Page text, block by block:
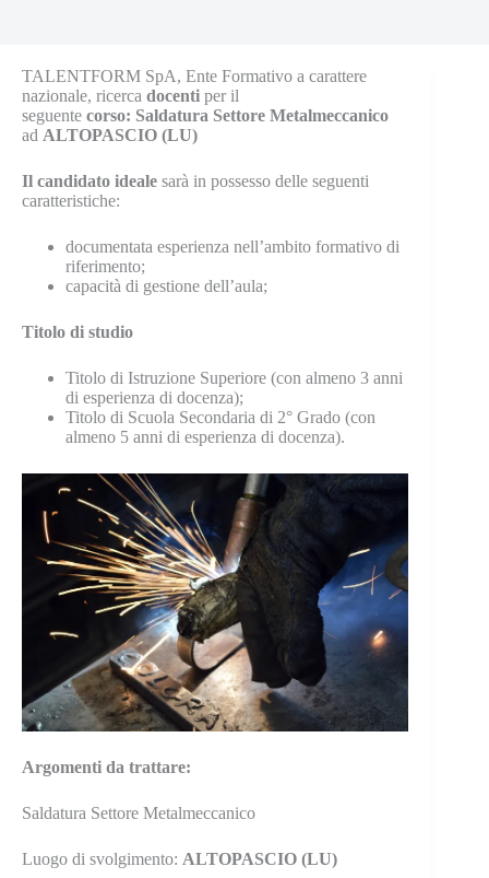
TALENTFORM SpA, Ente Formativo a carattere
nazionale, ricerca docenti per il
seguente corso: Saldatura Settore Metalmeccanico
ad ALTOPASCIO (LU)
Il candidato ideale sarà in possesso delle seguenti
caratteristiche:
documentata esperienza nell’ambito formativo di
riferimento;
capacità di gestione dell’aula;
Titolo di studio
Titolo di Istruzione Superiore (con almeno 3 anni
di esperienza di docenza);
Titolo di Scuola Secondaria di 2° Grado (con
almeno 5 anni di esperienza di docenza).
Argomenti da trattare:
Saldatura Settore Metalmeccanico
Luogo di svolgimento: ALTOPASCIO (LU)